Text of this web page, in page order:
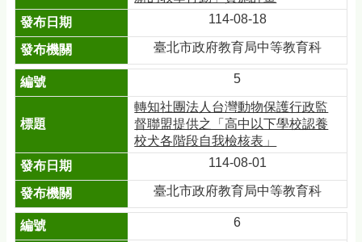
114-08-18
臺北市政府教育局中等教育科
5
轉知社團法人台灣動物保護行政監
督聯盟提供之「高中以下學校認養
校犬各階段自我檢核表」
114-08-01
臺北市政府教育局中等教育科
6